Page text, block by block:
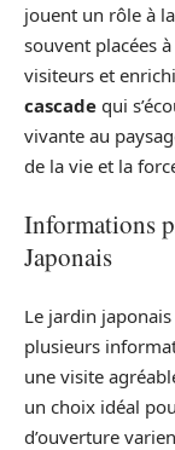
jouent un rôle à
souvent placées
visiteurs et
cascade qui
vivante au
de la vie et la
Informations
Japonais
Le jardin
plusieurs
une visite
un choix idéal
d’ouverture